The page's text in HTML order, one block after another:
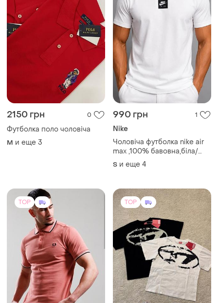
2150 грн 0
Футболка поло чоловіча
M и еще 3
990 грн 1
Nike
Чоловіча футболка nike air
max ,100% бавовна,біла/
S и еще 4
TOP TOP